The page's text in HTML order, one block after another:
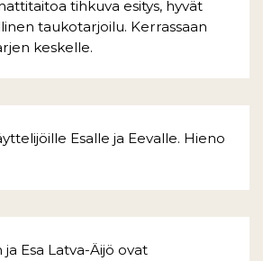
tihkuva esitys, hyvät
taukotarjoilu. Kerrassaan
keskelle.
Esalle ja Eevalle. Hieno
Esa Latva-Äijö ovat